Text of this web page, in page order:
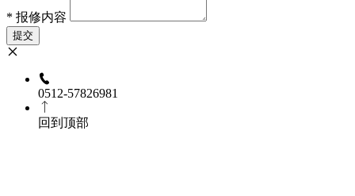
* 报修内容
提交
0512-57826981
回到顶部